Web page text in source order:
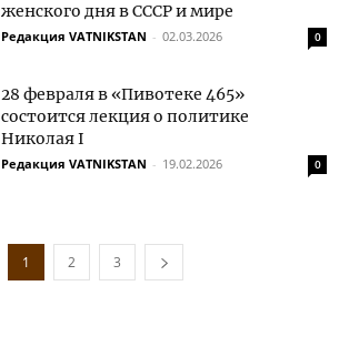
женского дня в СССР и мире
Редакция VATNIKSTAN - 02.03.2026 0
28 февраля в «Пивотеке 465»
состоится лекция о политике
Николая I
Редакция VATNIKSTAN - 19.02.2026 0
1 2 3